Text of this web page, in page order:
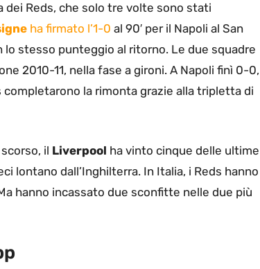
dei Reds, che solo tre volte sono stati
ha firmato l’1-0 al 90′ per il Napoli al San
lo stesso punteggio al ritorno. Le due squadre
2010-11, nella fase a gironi. A Napoli finì 0-0,
completarono la rimonta grazie alla tripletta di
il Liverpool ha vinto cinque delle ultime
lontano dall’Inghilterra. In Italia, i Reds hanno
hanno incassato due sconfitte nelle due più